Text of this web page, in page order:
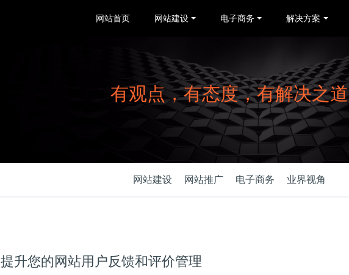
网站首页 网站建设 电子商务 解决方案
有观点，有态度，有解决之道
网站建设 网站推广 电子商务 业界视角
提升您的网站用户反馈和评价管理